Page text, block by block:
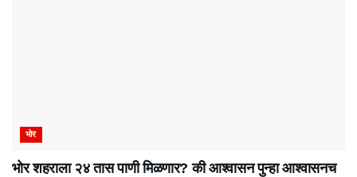
भोर
भोर शहराला २४ तास पाणी मिळणार? की आश्वासन पुन्हा आश्वासनच